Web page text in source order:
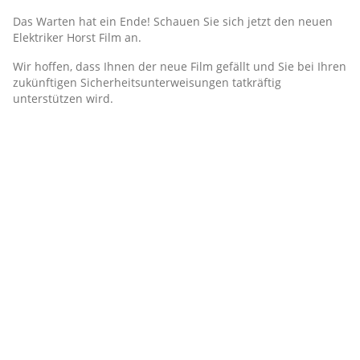
Das Warten hat ein Ende! Schauen Sie sich jetzt den neuen
Elektriker Horst Film an.
Wir hoffen, dass Ihnen der neue Film gefällt und Sie bei Ihren
zukünftigen Sicherheitsunterweisungen tatkräftig
unterstützen wird.